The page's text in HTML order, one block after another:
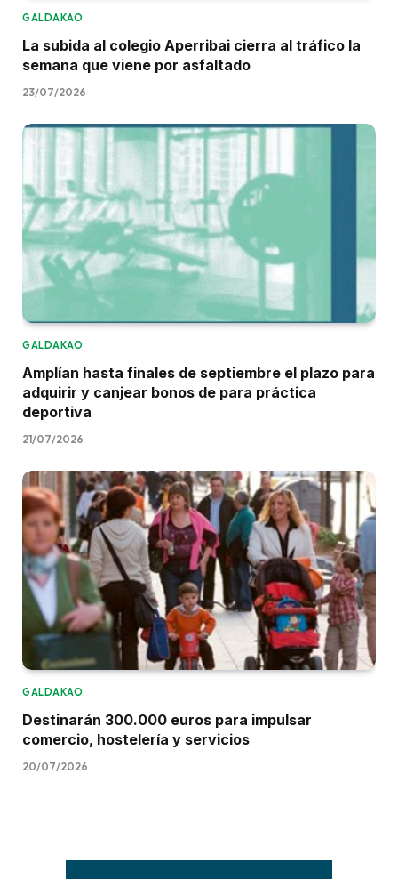
GALDAKAO
La subida al colegio Aperribai cierra al tráfico la
semana que viene por asfaltado
23/07/2026
GALDAKAO
Amplían hasta finales de septiembre el plazo para
adquirir y canjear bonos de para práctica
deportiva
21/07/2026
GALDAKAO
Destinarán 300.000 euros para impulsar
comercio, hostelería y servicios
20/07/2026